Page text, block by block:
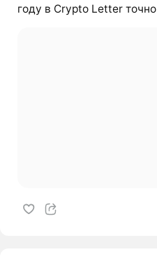
году в Crypto Letter